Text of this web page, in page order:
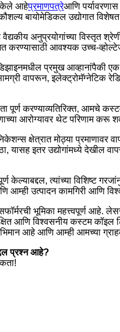
केले आहेप्रमाणपत्रेआणि
बायोमेडिकल उद्योगात
वैद्यकीय अनुप्रयोगांच्या
करण्यासाठी आवश्यक
प्रमुख आव्हानांपैकी
वापरून, इलेक्ट्रोमॅग्नेटिक
पूर्ण करण्याव्यतिरिक्त, आमचे
आरोग्यावर थेट परिणाम करू
क्षेत्रात मोठ्या प्रमाणावर
यासह इतर उद्योगांमध्ये देखील
त्यांच्या विशिष्ट
आम्ही उत्पादन कामगिरी आणि
भूमिका महत्त्वपूर्ण आहे.
आणि विश्वसनीय कस्टम कॉइल
आहे आणि आम्ही आमच्या
प्रश्न आहे?